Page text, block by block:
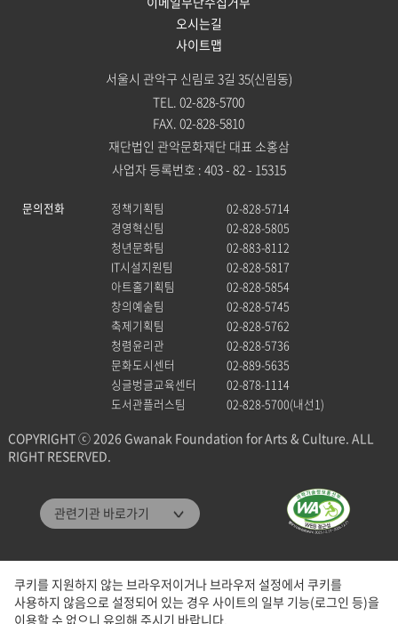
관련기관 바로가기
관악문화재단
관악구통합도서관
미디어센터관악
관악청년청
패밀리 사이트
오시는길
사이트맵
서울시 관악구 신림로 3길 35(신림동)
TEL. 02-828-5700
FAX. 02-828-5810
재단법인 관악문화재단 대표 소홍삼
사업자 등록번호 : 403 - 82 - 15315
문의전화 정책기획팀
02-828-5714
경영혁신팀
02-828-5805
청년문화팀
02-883-8112
IT시설지원팀
02-828-5817
아트홀기획팀
02-828-5854
창의예술팀
02-828-5745
축제기획팀
02-828-5762
청렴윤리관
02-828-5736
문화도시센터
02-889-5635
싱글벙글교육센터
02-878-1114
도서관플러스팀
02-828-5700(내선1)
COPYRIGHT ⓒ 2026 Gwanak Foundation for Arts & Culture. ALL
RIGHT RESERVED.
쿠키를 지원하지 않는 브라우저이거나 브라우저 설정에서 쿠키를
사용하지 않음으로 설정되어 있는 경우 사이트의 일부 기능(로그인 등)을
이용할 수 없으니 유의해 주시기 바랍니다.